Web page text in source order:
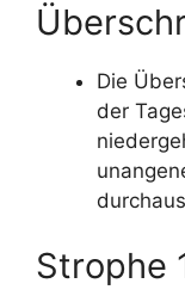
Die
der
Strophe